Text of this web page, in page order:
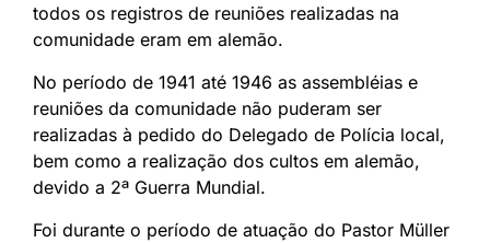
todos os registros de reuniões realizadas na
comunidade eram em alemão.
No período de 1941 até 1946 as assembléias e
reuniões da comunidade não puderam ser
realizadas à pedido do Delegado de Polícia local,
bem como a realização dos cultos em alemão,
devido a 2ª Guerra Mundial.
Foi durante o período de atuação do Pastor Müller